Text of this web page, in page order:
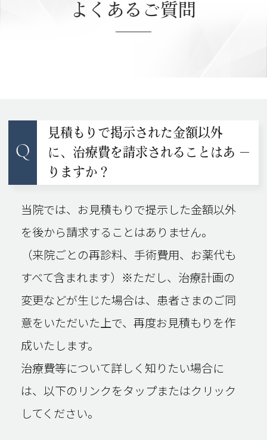
よくあるご質問
Q
見積もりで掲示された金額以外
に、治療費を請求されることはあ
りますか？
当院では、お見積もりで提示した金額以外
を後から請求することはありません。
（来院ごとの再診料、手術費用、お薬代も
すべて含まれます）※ただし、治療計画の
変更などが生じた場合は、患者さまのご同
意をいただいた上で、再度お見積もりを作
成いたします。
治療費等について詳しく知りたい場合に
は、以下のリンクをタップまたはクリック
してください。